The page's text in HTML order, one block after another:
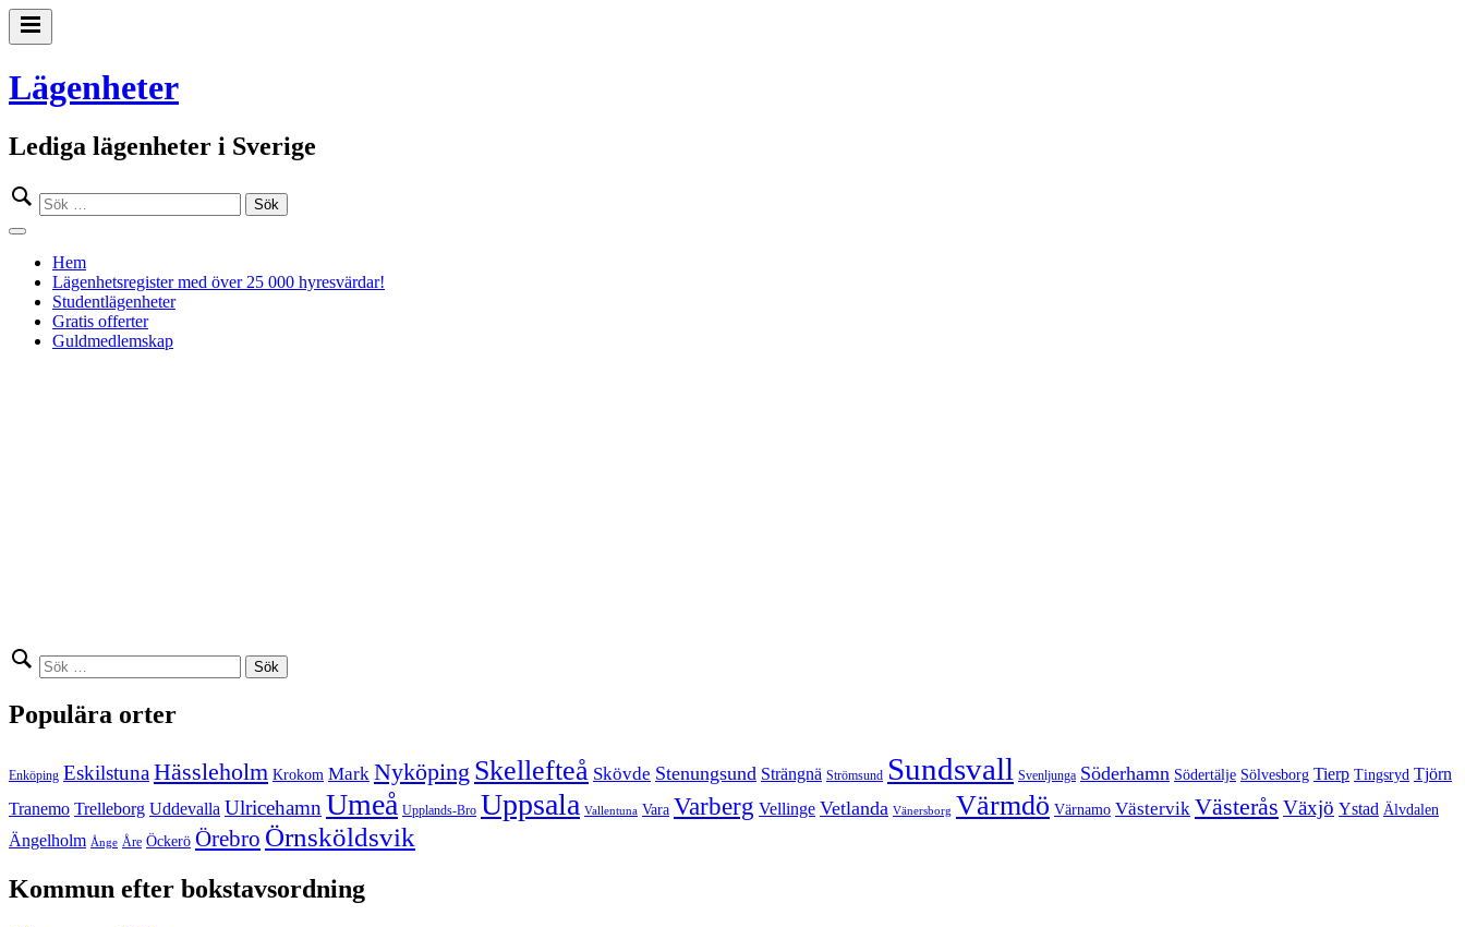
Gå
till
Primär
Lägenheter
Lediga lägenheter i Sverige
Sök
efter:
Stäng
Hem
Lägenhetsregister med över 25 000 hyresvärdar!
Studentlägenheter
Gratis offerter
Guldmedlemskap
Sök
efter:
Populära orter
Enköping EskilstunaHässleholm Krokom Mark Nyköping Skellefteå Skövde Stenungsund Strängnä Strömsund Sundsvall Svenljunga Söderhamn Södertälje Sölvesborg Tierp Tingsryd Tjörn
Tranemo Trelleborg Uddevalla Ulricehamn Umeå Upplands-Bro Uppsala Vallentuna Vara Varberg Vellinge Vetlanda Vänersborg Värmdö Värnamo Västervik Västerås Växjö Ystad Älvdalen
Ängelholm Ånge Åre Öckerö Örebro Örnsköldsvik
Kommun efter bokstavsordning